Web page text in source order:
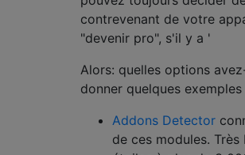
contrevenant de votre
"devenir pro", s'il y a '
Alors: quelles options
donner quelques
Addons Detector
de ces modules. Très